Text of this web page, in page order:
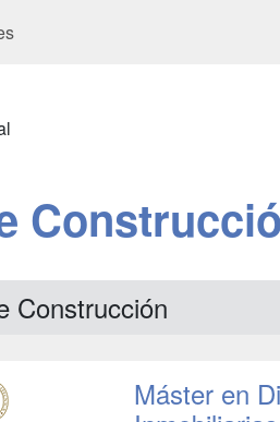
Construcción
Máster en